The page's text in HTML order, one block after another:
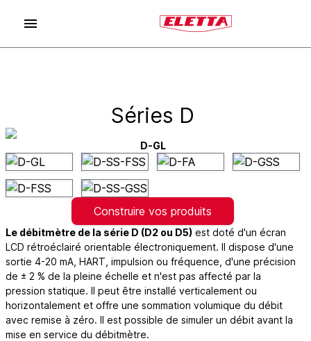
Séries D
D-GL
Construire vos produits
Le débitmètre de la série D (D2 ou D5) est doté d'un écran
LCD rétroéclairé orientable électroniquement. Il dispose d'une
sortie 4-20 mA, HART, impulsion ou fréquence, d'une précision
de ± 2 % de la pleine échelle et n'est pas affecté par la
pression statique. Il peut être installé verticalement ou
horizontalement et offre une sommation volumique du débit
avec remise à zéro. Il est possible de simuler un débit avant la
mise en service du débitmètre.